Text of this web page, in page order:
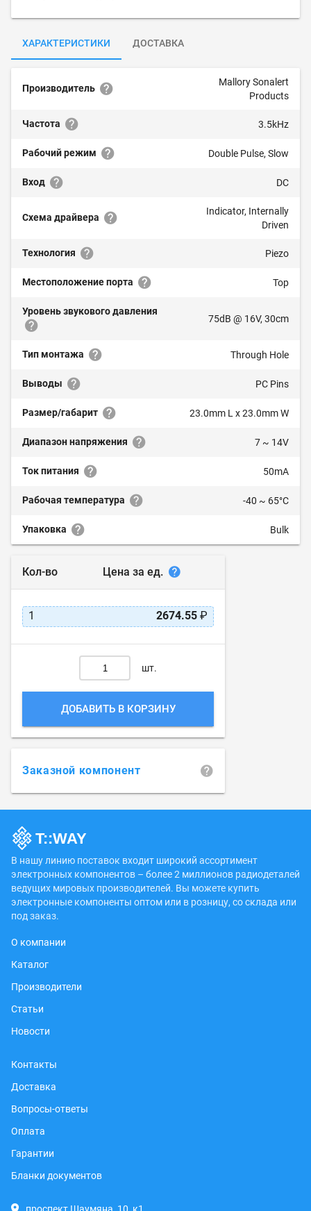
ХАРАКТЕРИСТИКИ ДОСТАВКА
Производитель
Mallory Sonalert
Products
Частота 3.5kHz
Рабочий режим Double Pulse, Slow
Вход DC
Схема драйвера
Indicator, Internally
Driven
Технология Piezo
Местоположение порта Top
Уровень звукового давления
75dB @ 16V, 30cm
Тип монтажа Through Hole
Выводы PC Pins
Размер/габарит 23.0mm L x 23.0mm W
Диапазон напряжения 7 ~ 14V
Ток питания 50mA
Рабочая температура -40 ~ 65°C
Упаковка Bulk
Кол-во Цена за ед.
1 2674.55 ₽
шт.
ДОБАВИТЬ В КОРЗИНУ
Заказной компонент
В нашу линию поставок входит широкий ассортимент
электронных компонентов – более 2 миллионов радиодеталей
ведущих мировых производителей. Вы можете купить
электронные компоненты оптом или в розницу, со склада или
под заказ.
О компании
Каталог
Производители
Статьи
Новости
Контакты
Доставка
Вопросы-ответы
Оплата
Гарантии
Бланки документов